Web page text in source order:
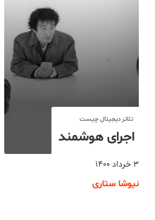
تئاتر دیجیتال چیست
اجرای هوشمند
۳ خرداد ۱۴۰۰
نیوشا ستاری